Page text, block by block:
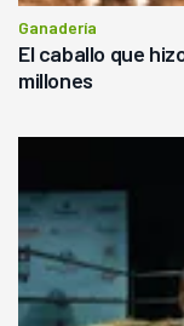
Ganadería
El caballo que
millones